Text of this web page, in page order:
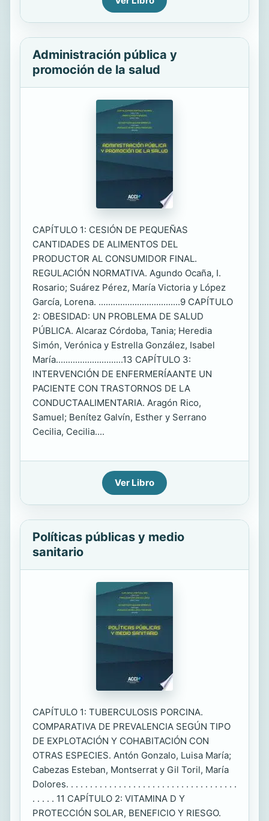
Administración pública y
promoción de la salud
CAPÍTULO 1: CESIÓN DE PEQUEÑAS
CANTIDADES DE ALIMENTOS DEL
PRODUCTOR AL CONSUMIDOR FINAL.
REGULACIÓN NORMATIVA. Agundo Ocaña, I.
Rosario; Suárez Pérez, María Victoria y López
García, Lorena. ..................................9 CAPÍTULO
2: OBESIDAD: UN PROBLEMA DE SALUD
PÚBLICA. Alcaraz Córdoba, Tania; Heredia
Simón, Verónica y Estrella González, Isabel
María............................13 CAPÍTULO 3:
INTERVENCIÓN DE ENFERMERÍAANTE UN
PACIENTE CON TRASTORNOS DE LA
CONDUCTAALIMENTARIA. Aragón Rico,
Samuel; Benítez Galvín, Esther y Serrano
Cecilia, Cecilia....
Ver Libro
Políticas públicas y medio
sanitario
CAPÍTULO 1: TUBERCULOSIS PORCINA.
COMPARATIVA DE PREVALENCIA SEGÚN TIPO
DE EXPLOTACIÓN Y COHABITACIÓN CON
OTRAS ESPECIES. Antón Gonzalo, Luisa María;
Cabezas Esteban, Montserrat y Gil Toril, María
Dolores. . . . . . . . . . . . . . . . . . . . . . . . . . . . . . . . . . . .
. . . . . 11 CAPÍTULO 2: VITAMINA D Y
PROTECCIÓN SOLAR, BENEFICIO Y RIESGO.